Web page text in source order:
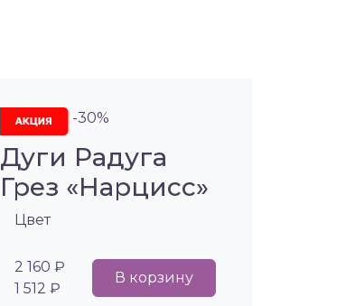
-30%
Дуги Радуга
Грез «Нарцисс»
Цвет
2 160 ₽
1 512 ₽
В корзину